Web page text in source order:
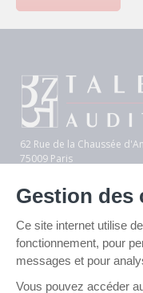
62 Rue de la Chaussée
75009 Paris
Une nouvelle
Besoin
CONTACTEZ-NOUS
Gestion des
Ce site internet utilise
fonctionnement, pour
messages et pour
Vous pouvez accéder